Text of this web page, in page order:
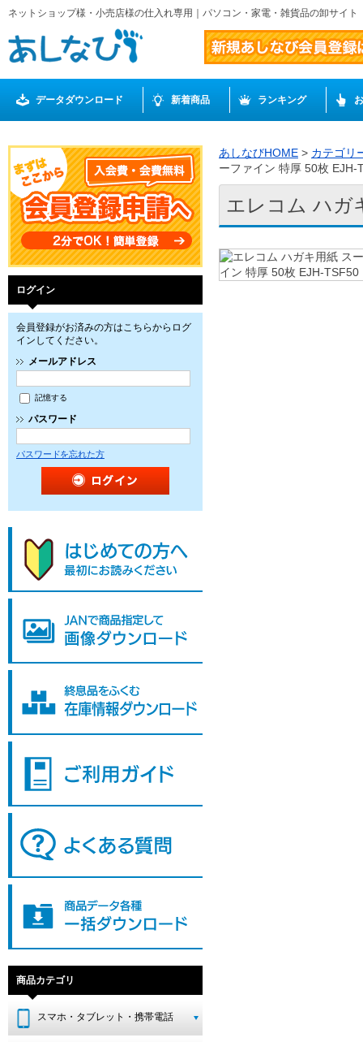
ネットショップ様・小売店様の仕入れ専用｜パソコン・家電・雑貨品の卸サイ
データダウンロード 新着商品 ランキング
ログイン
会員登録がお済みの方はこちらからログ
インしてください。
メールアドレス
記憶する
パスワード
パスワードを忘れた方
商品カテゴリ
スマホ・タブレット・携帯電話
あしなびHOME > カテゴリ
ーファイン 特厚 50枚 EJH-
エレコム ハガ